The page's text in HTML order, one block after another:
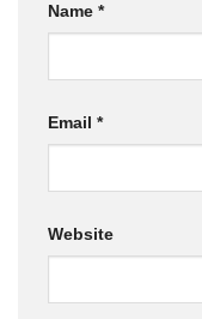
Name *
Email *
Website